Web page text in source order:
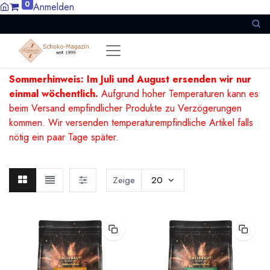
0 Anmelden
Sommerhinweis: Im Juli und August ersenden wir nur
einmal wöchentlich. Aufgrund hoher Temperaturen kann es
beim Versand empfindlicher Produkte zu Verzögerungen
kommen. Wir versenden temperaturempfindliche Artikel falls
nötig ein paar Tage später.
Zeige 20